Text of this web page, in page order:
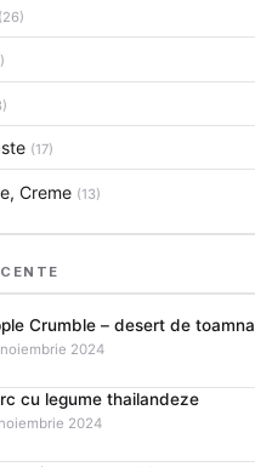
(26)
(17)
Creme (13)
Crumble – desert de toamna
2024
cu legume thailandeze
2024